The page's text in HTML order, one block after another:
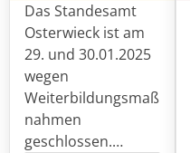
Das Standesamt
Osterwieck ist am
29. und 30.01.2025
wegen
Weiterbildungsmaß
nahmen
geschlossen.…